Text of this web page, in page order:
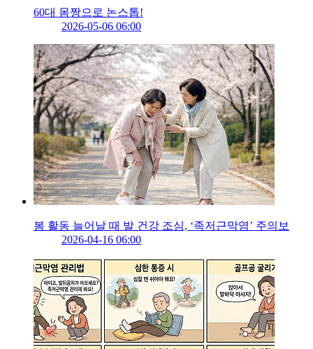
60대 몸짱으로 논스톱!
2026-05-06 06:00
봄 활동 늘어날 때 발 건강 조심, ‘족저근막염’ 주의보
2026-04-16 06:00